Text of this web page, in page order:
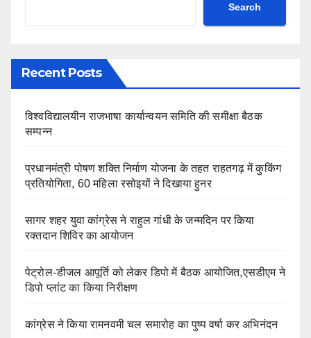
Search
Recent Posts
विश्वविद्यालयीन राजभाषा कार्यान्वयन समिति की समीक्षा बैठक
सम्पन्न
प्रधानमंत्री पोषण शक्ति निर्माण योजना के तहत राहतगढ़ में कुकिंग
प्रतियोगिता, 60 महिला रसोइयों ने दिखाया हुनर
सागर शहर युवा कांग्रेस ने राहुल गांधी के जन्मदिन पर किया
रक्तदान शिविर का आयोजन
पेट्रोल-डीजल आपूर्ति को लेकर डिपो में बैठक आयोजित,एसडीएम ने
डिपो प्लांट का किया निरीक्षण
कांग्रेस ने किया रामनवमी चल समारोह का पुष्प वर्षा कर अभिनंदन